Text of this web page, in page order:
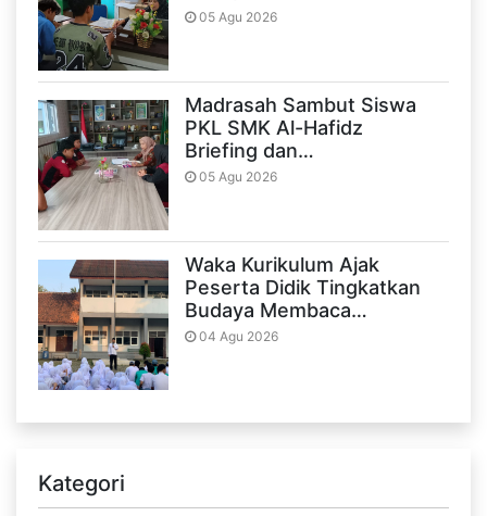
05 Agu 2026
Madrasah Sambut Siswa
PKL SMK Al-Hafidz
Briefing dan…
05 Agu 2026
Waka Kurikulum Ajak
Peserta Didik Tingkatkan
Budaya Membaca…
04 Agu 2026
Kategori